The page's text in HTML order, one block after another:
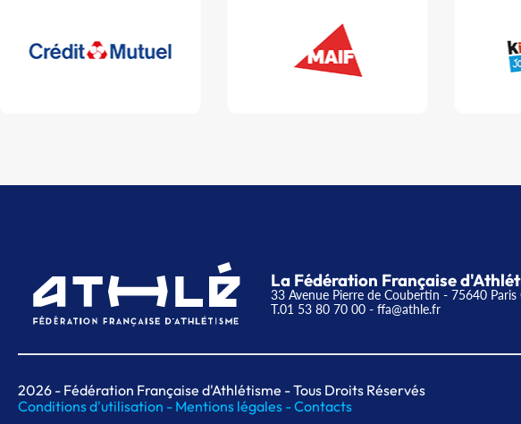
La Fédération Française
33 Avenue Pierre de Coubertin - 75640 Paris
T.01 53 80 70 00 - ffa@athle.fr
2026 - Fédération Française d'Athlétisme - Tous Droits Réservés
Conditions d'utilisation - Mentions légales -Contacts